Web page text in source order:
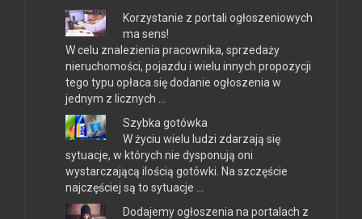
Korzystanie z portali ogłoszeniowych
ma sens!
W celu znalezienia pracownika, sprzedaży
nieruchomości, pojazdu i wielu innych propozycji
tego typu opłaca się dodanie ogłoszenia w
jednym z licznych …
Szybka gotówka
W życiu wielu ludzi zdarzają się
sytuacje, w których nie dysponują oni
wystarczającą ilością gotówki. Na szczęście
najczęściej są to sytuacje …
Dodajemy ogłoszenia na portalach z